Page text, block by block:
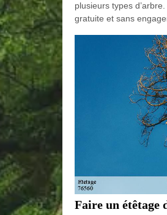
plusieurs types
gratuite et sans
Faire un étêtage